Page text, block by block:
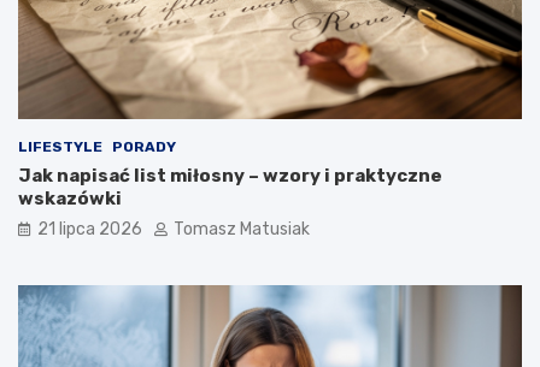
LIFESTYLE PORADY
Jak napisać list miłosny – wzory i praktyczne
wskazówki
21 lipca 2026 Tomasz Matusiak